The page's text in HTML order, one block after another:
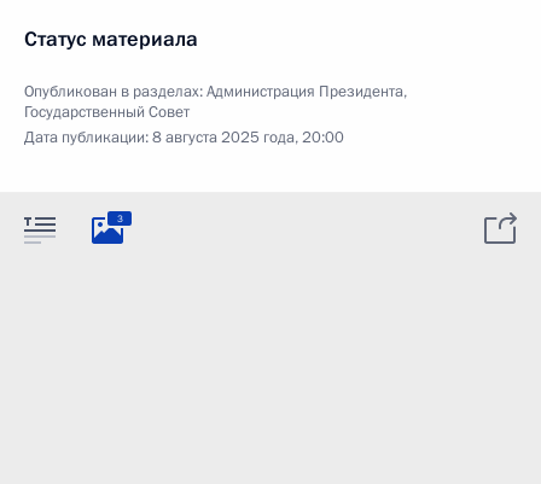
Статус материала
Опубликован в разделах:Администрация Президента,
Государственный Совет
Дата публикации:8 августа 2025 года, 20:00
3